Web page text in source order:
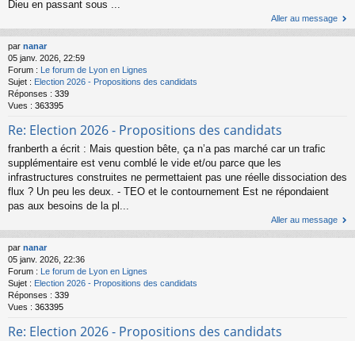
Dieu en passant sous ...
Aller au message
par nanar
05 janv. 2026, 22:59
Forum : Le forum de Lyon en Lignes
Sujet : Election 2026 - Propositions des candidats
Réponses : 339
Vues : 363395
Re: Election 2026 - Propositions des candidats
franberth a écrit : Mais question bête, ça n’a pas marché car un trafic
supplémentaire est venu comblé le vide et/ou parce que les
infrastructures construites ne permettaient pas une réelle dissociation des
flux ? Un peu les deux. - TEO et le contournement Est ne répondaient
pas aux besoins de la pl...
Aller au message
par nanar
05 janv. 2026, 22:36
Forum : Le forum de Lyon en Lignes
Sujet : Election 2026 - Propositions des candidats
Réponses : 339
Vues : 363395
Re: Election 2026 - Propositions des candidats